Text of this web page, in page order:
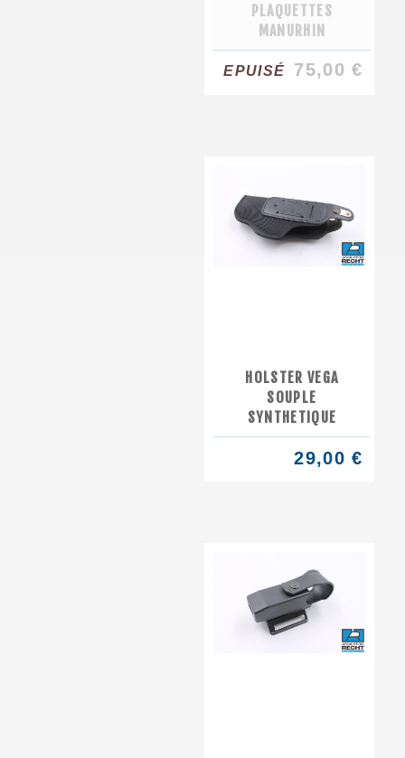
PLAQUETTES
MANURHIN
EPUISÉ 75,00 €
HOLSTER VEGA
SOUPLE
SYNTHETIQUE
29,00 €